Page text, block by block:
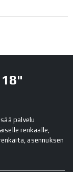
palvelu
renkaalle,
asennuksen